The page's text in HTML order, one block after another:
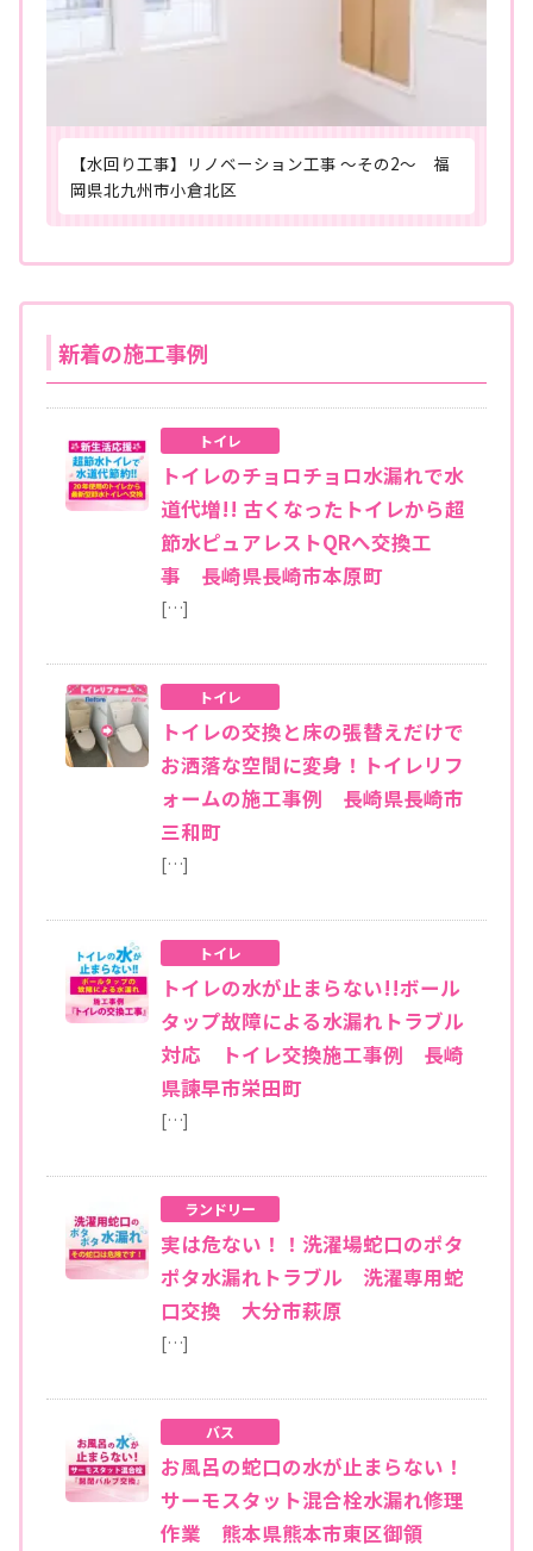
【水回り工事】リノベーション工事 ～その2～ 福
岡県北九州市小倉北区
新着の施工事例
トイレ
トイレのチョロチョロ水漏れで水
道代増!! 古くなったトイレから超
節水ピュアレストQRへ交換工
事 長崎県長崎市本原町
[…]
トイレ
トイレの交換と床の張替えだけで
お洒落な空間に変身！トイレリフ
ォームの施工事例 長崎県長崎市
三和町
[…]
トイレ
トイレの水が止まらない!!ボール
タップ故障による水漏れトラブル
対応 トイレ交換施工事例 長崎
県諫早市栄田町
[…]
ランドリー
実は危ない！！洗濯場蛇口のポタ
ポタ水漏れトラブル 洗濯専用蛇
口交換 大分市萩原
[…]
バス
お風呂の蛇口の水が止まらない！
サーモスタット混合栓水漏れ修理
作業 熊本県熊本市東区御領